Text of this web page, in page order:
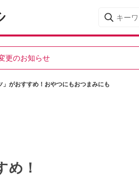
更のお知らせ
がおすすめ！おやつにもおつまみにも
め！